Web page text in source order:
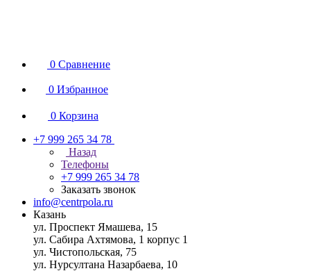
0 Сравнение
0 Избранное
0 Корзина
+7 999 265 34 78
Назад
Телефоны
+7 999 265 34 78
Заказать звонок
info@centrpola.ru
Казань
ул. Проспект Ямашева, 15
ул. Сабира Ахтямова, 1 корпус 1
ул. Чистопольская, 75
ул. Нурсултана Назарбаева, 10